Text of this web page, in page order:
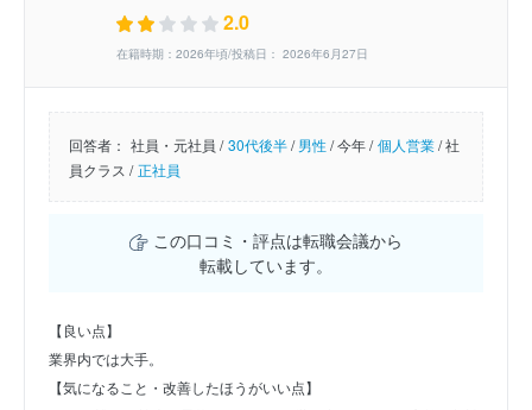
2.0
在籍時期：2026年頃/投稿日： 2026年6月27日
回答者： 社員・元社員 / 30代後半/男性/今年 / 個人営業/社
員クラス / 正社員
この口コミ・評点は転職会議から
転載しています。
【良い点】
業界内では大手。
【気になること・改善したほうがいい点】